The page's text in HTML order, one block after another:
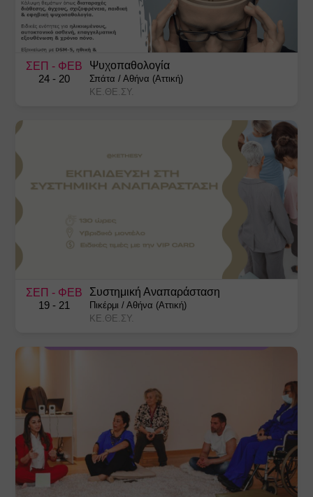
ΣΕΠ - ΦΕΒ
24 - 20
Ψυχοπαθολογία
Σπάτα /Αθήνα (Αττική)
ΚΕ.ΘΕ.ΣΥ.
ΣΕΠ - ΦΕΒ
19 - 21
Συστημική Αναπαράσταση
Πικέρμι /Αθήνα (Αττική)
ΚΕ.ΘΕ.ΣΥ.